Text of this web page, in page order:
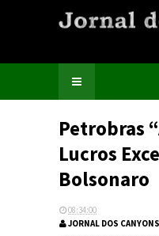
Petrobras
Lucros
Bolsonaro
08:34:00
JORNAL DOS CANYONS